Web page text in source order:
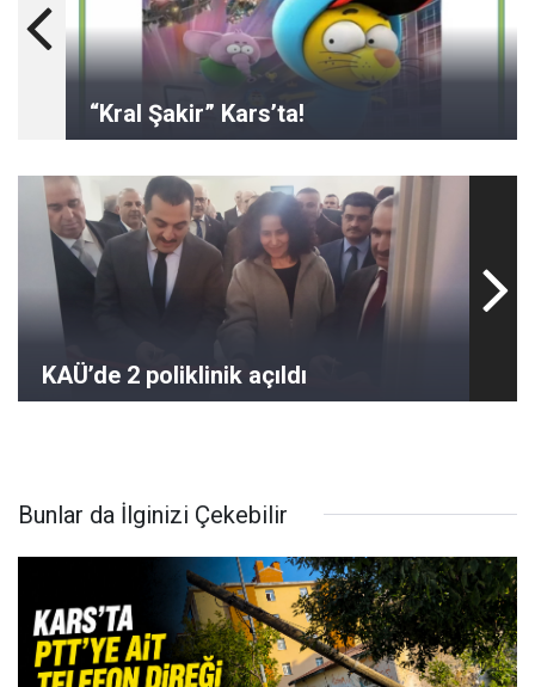
“Kral Şakir” Kars’ta!
KAÜ’de 2 poliklinik açıldı
Bunlar da İlginizi Çekebilir